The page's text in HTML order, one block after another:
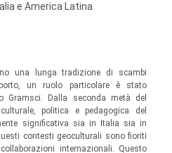
e America Latina
una lunga tradizione di scambi
un ruolo particolare è stato
Gramsci. Dalla seconda metà del
politica e pedagogica del
significativa sia in Italia sia in
contesti geoculturali sono fioriti
internazionali. Questo